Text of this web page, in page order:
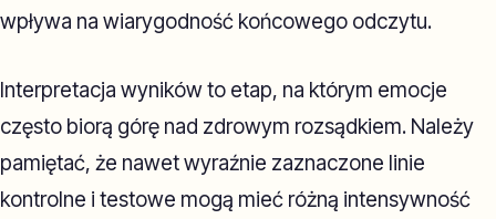
wpływa na wiarygodność końcowego odczytu.
Interpretacja wyników to etap, na którym emocje
często biorą górę nad zdrowym rozsądkiem. Należy
pamiętać, że nawet wyraźnie zaznaczone linie
kontrolne i testowe mogą mieć różną intensywność